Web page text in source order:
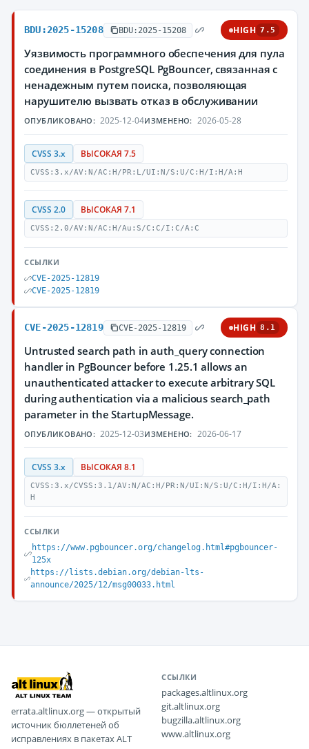
BDU:2025-15208 BDU:2025-15208 HIGH 7.5
Уязвимость программного обеспечения для пула
соединения в PostgreSQL PgBouncer, связанная с
ненадежным путем поиска, позволяющая
нарушителю вызвать отказ в обслуживании
ОПУБЛИКОВАНО: 2025-12-04ИЗМЕНЕНО: 2026-05-28
CVSS 3.x ВЫСОКАЯ 7.5
CVSS:3.x/AV:N/AC:H/PR:L/UI:N/S:U/C:H/I:H/A:H
CVSS 2.0 ВЫСОКАЯ 7.1
CVSS:2.0/AV:N/AC:H/Au:S/C:C/I:C/A:C
ССЫЛКИ
CVE-2025-12819
CVE-2025-12819
CVE-2025-12819 CVE-2025-12819 HIGH 8.1
Untrusted search path in auth_query connection
handler in PgBouncer before 1.25.1 allows an
unauthenticated attacker to execute arbitrary SQL
during authentication via a malicious search_path
parameter in the StartupMessage.
ОПУБЛИКОВАНО: 2025-12-03ИЗМЕНЕНО: 2026-06-17
CVSS 3.x ВЫСОКАЯ 8.1
CVSS:3.x/CVSS:3.1/AV:N/AC:H/PR:N/UI:N/S:U/C:H/I:H/A:
H
ССЫЛКИ
https://www.pgbouncer.org/changelog.html#pgbouncer-
125x
https://lists.debian.org/debian-lts-
announce/2025/12/msg00033.html
errata.altlinux.org — открытый
источник бюллетеней об
исправлениях в пакетах ALT
ССЫЛКИ
packages.altlinux.org
git.altlinux.org
bugzilla.altlinux.org
www.altlinux.org